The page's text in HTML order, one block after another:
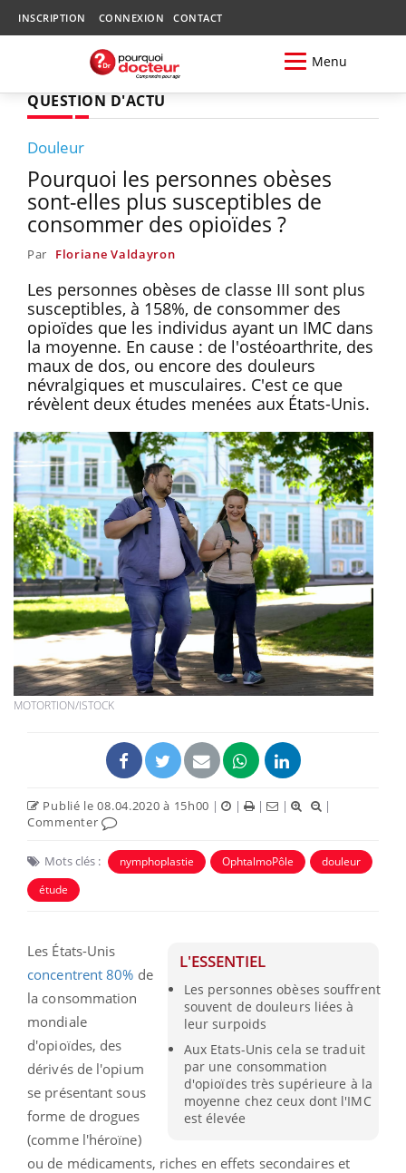
INSCRIPTION CONNEXION CONTACT
Menu
QUESTION D'ACTU
Douleur
Pourquoi les personnes obèses
sont-elles plus susceptibles de
consommer des opioïdes ?
Par Floriane Valdayron
Les personnes obèses de classe III sont plus
susceptibles, à 158%, de consommer des
opioïdes que les individus ayant un IMC dans
la moyenne. En cause : de l'ostéoarthrite, des
maux de dos, ou encore des douleurs
névralgiques et musculaires. C'est ce que
révèlent deux études menées aux États-Unis.
MOTORTION/ISTOCK
Publié le 08.04.2020 à 15h00 | | | |
|
Commenter
Mots clés : nymphoplastie OphtalmoPôle
douleur
étude
L'ESSENTIEL
Les personnes obèses souffrent
souvent de douleurs liées à
leur surpoids
Aux Etats-Unis cela se traduit
par une consommation
d'opioïdes très supérieure à la
moyenne chez ceux dont l'IMC
est élevée
Les États-Unis
concentrent 80% de
la consommation
mondiale
d'opioïdes, des
dérivés de l'opium
se présentant sous
forme de drogues
(comme l'héroïne)
ou de médicaments, riches en effets secondaires et